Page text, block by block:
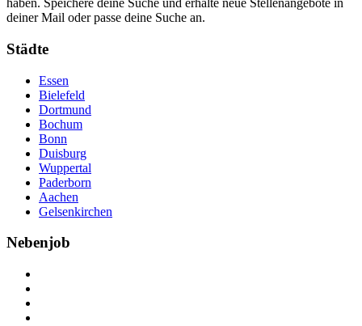
haben. Speichere deine Suche und erhalte neue Stellenangebote in
deiner Mail oder passe deine Suche an.
Städte
Essen
Bielefeld
Dortmund
Bochum
Bonn
Duisburg
Wuppertal
Paderborn
Aachen
Gelsenkirchen
Nebenjob